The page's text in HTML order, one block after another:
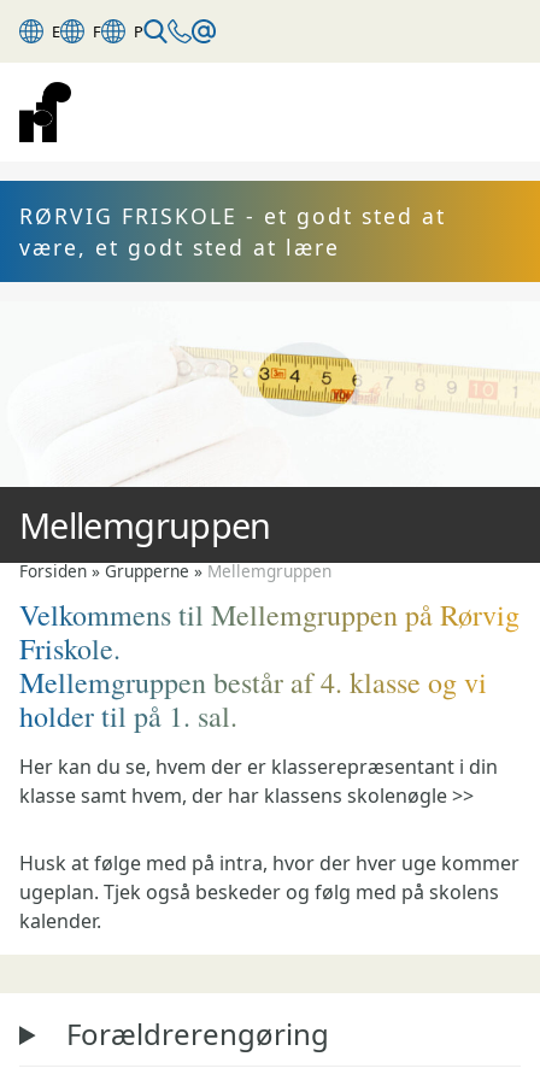
E F P
RØRVIG FRISKOLE - et godt sted at
være, et godt sted at lære
Mellemgruppen
Forsiden»Grupperne»Mellemgruppen
Velkommens til Mellemgruppen på Rørvig
Friskole.
Mellemgruppen består af 4. klasse og vi
holder til på 1. sal.
Her kan du se, hvem der er klasserepræsentant i din
klasse samt hvem, der har klassens skolenøgle >>
Husk at følge med på intra, hvor der hver uge kommer
ugeplan. Tjek også beskeder og følg med på skolens
kalender.
Forældrerengøring